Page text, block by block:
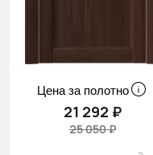
Цена за полотно
21 292 ₽
25 050 ₽